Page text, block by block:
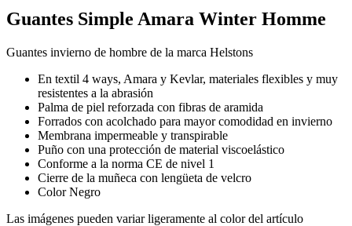
Guantes Simple Amara Winter Homme
Guantes invierno de hombre de la marca Helstons
En textil 4 ways, Amara y Kevlar, materiales flexibles y muy
resistentes a la abrasión
Palma de piel reforzada con fibras de aramida
Forrados con acolchado para mayor comodidad en invierno
Membrana impermeable y transpirable
Puño con una protección de material viscoelástico
Conforme a la norma CE de nivel 1
Cierre de la muñeca con lengüeta de velcro
Color Negro
Las imágenes pueden variar ligeramente al color del artículo